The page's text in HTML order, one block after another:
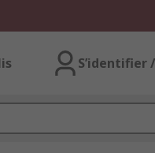
S’identifier